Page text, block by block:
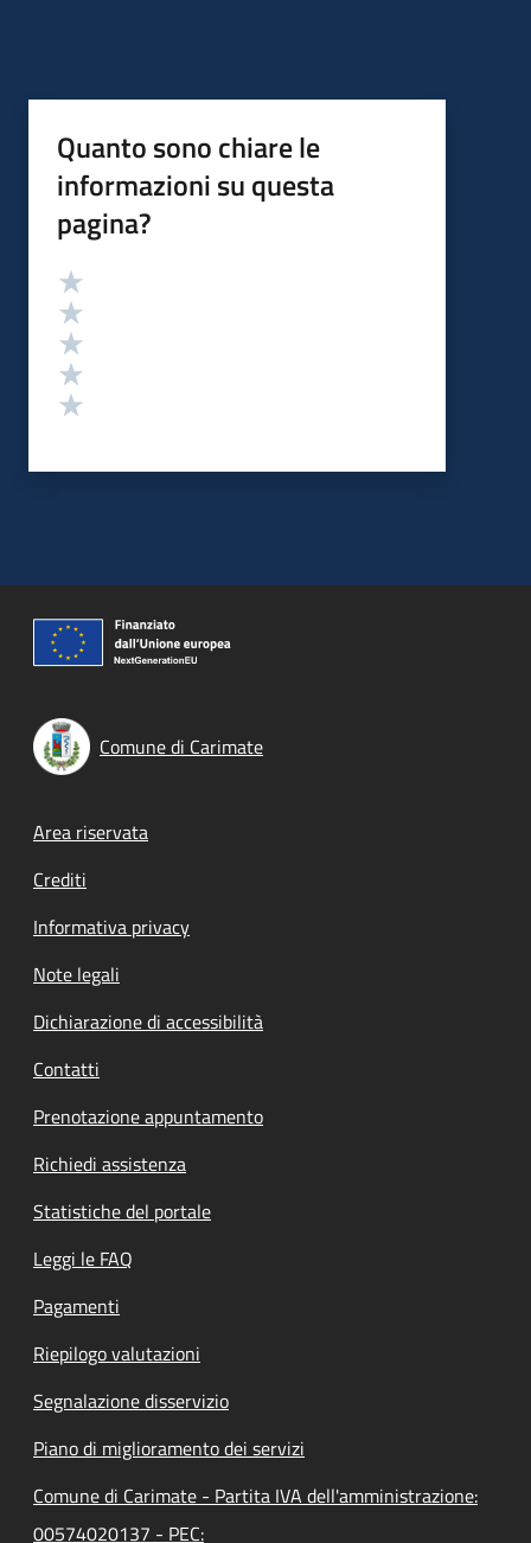
Quanto sono chiare le
informazioni su questa
pagina?
Valutazione
Comune di Carimate
Footer menu
Area riservata
Crediti
Informativa privacy
Note legali
Dichiarazione di accessibilità
Contatti
Prenotazione appuntamento
Richiedi assistenza
Statistiche del portale
Leggi le FAQ
Pagamenti
Riepilogo valutazioni
Segnalazione disservizio
Piano di miglioramento dei servizi
Comune di Carimate - Partita IVA dell'amministrazione:
00574020137 - PEC: